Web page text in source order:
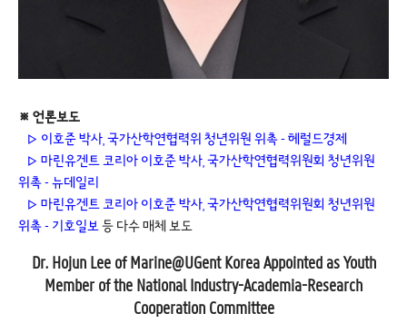
※ 언론보도
▷ 이호준 박사, 국가산학연협력위 청년위원 위촉 - 헤럴드경제
▷ 마린유겐트 코리아 이호준 박사, 국가산학연협력위원회 청년위원
위촉 - 뉴데일리
▷ 마린유겐트 코리아 이호준 박사, 국가산학연협력위원회 청년위원
위촉 - 기호일보등 다수 매체 보도
Dr. Hojun Lee of Marine@UGent Korea Appointed as Youth
Member of the National Industry-Academia-Research
Cooperation Committee